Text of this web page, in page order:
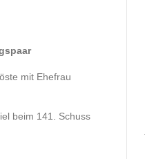
mit Ehefrau
beim 141. Schuss